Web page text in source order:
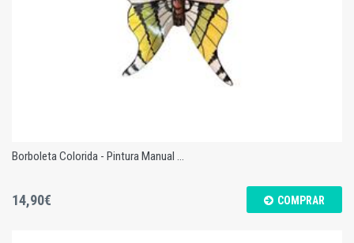
Borboleta Colorida - Pintura Manual ...
14,90€ COMPRAR